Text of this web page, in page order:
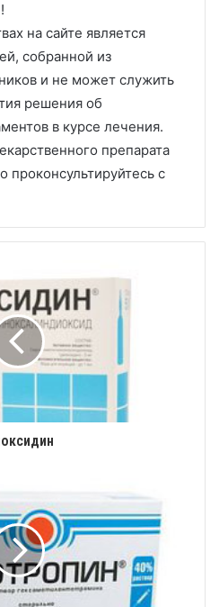
на сайте является
собранной из
и не может служить
решения об
в курсе лечения.
препарата
проконсультируйтесь с